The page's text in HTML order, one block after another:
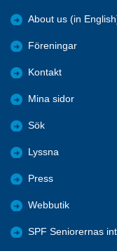
About us (in
Föreningar
Kontakt
Mina sidor
Sök
Lyssna
Press
Webbutik
SPF Seniorernas